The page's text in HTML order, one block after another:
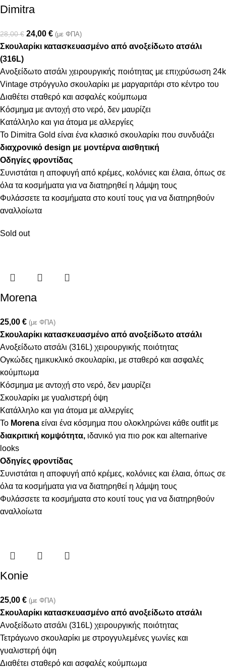
Dimitra
28,00€ 24,00 € (με ΦΠΑ)
Σκουλαρίκι κατασκευασμένο από ανοξείδωτο ατσάλι
(316L)
Ανοξείδωτο ατσάλι χειρουργικής ποιότητας με επιχρύσωση 24k
Vintage στρόγγυλο σκουλαρίκι με μαργαριτάρι στο κέντρο του
Διαθέτει σταθερό και ασφαλές κούμπωμα
Κόσμημα με αντοχή στο νερό, δεν μαυρίζει
Κατάλληλο και για άτομα με αλλεργίες
Το Dimitra Gold είναι ένα κλασικό σκουλαρίκι που συνδυάζει
διαχρονικό design με μοντέρνα αισθητική
Οδηγίες φροντίδας
Συνιστάται η αποφυγή από κρέμες, κολόνιες και έλαια, όπως σε
όλα τα κοσμήματα για να διατηρηθεί η λάμψη τους
Φυλάσσετε τα κοσμήματα στο κουτί τους για να διατηρηθούν
αναλλοίωτα
Sold out
Morena
25,00 € (με ΦΠΑ)
Σκουλαρίκι κατασκευασμένο από ανοξείδωτο ατσάλι
Ανοξείδωτο ατσάλι (316L) χειρουργικής ποιότητας
Ογκώδες ημικυκλικό σκουλαρίκι, με σταθερό και ασφαλές
κούμπωμα
Κόσμημα με αντοχή στο νερό, δεν μαυρίζει
Σκουλαρίκι με γυαλιστερή όψη
Κατάλληλο και για άτομα με αλλεργίες
Το Morena είναι ένα κόσμημα που ολοκληρώνει κάθε outfit με
διακριτική κομψότητα, ιδανικό για πιο ροκ και alternarive
looks
Οδηγίες φροντίδας
Συνιστάται η αποφυγή από κρέμες, κολόνιες και έλαια, όπως σε
όλα τα κοσμήματα για να διατηρηθεί η λάμψη τους
Φυλάσσετε τα κοσμήματα στο κουτί τους για να διατηρηθούν
αναλλοίωτα
Konie
25,00 € (με ΦΠΑ)
Σκουλαρίκι κατασκευασμένο από ανοξείδωτο ατσάλι
Ανοξείδωτο ατσάλι (316L) χειρουργικής ποιότητας
Τετράγωνο σκουλαρίκι με στρογγυλεμένες γωνίες και
γυαλιστερή όψη
Διαθέτει σταθερό και ασφαλές κούμπωμα